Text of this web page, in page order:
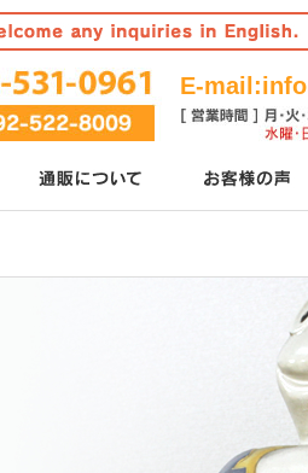
E-mail: